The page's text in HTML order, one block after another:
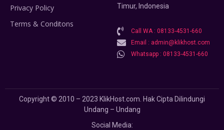
Privacy Policy
Terms & Conditons
Timur, Indonesia
Call WA : 08133-4531-660
Email : admin@klikhost.com
Whatsapp : 08133-4531-660
Copyright © 2010 – 2023 KlikHost.com. Hak Cipta Dilindungi
Undang – Undang
Social Media: